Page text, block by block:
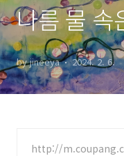
나름 물 속
by jineeya 2024. 2. 6.
http://